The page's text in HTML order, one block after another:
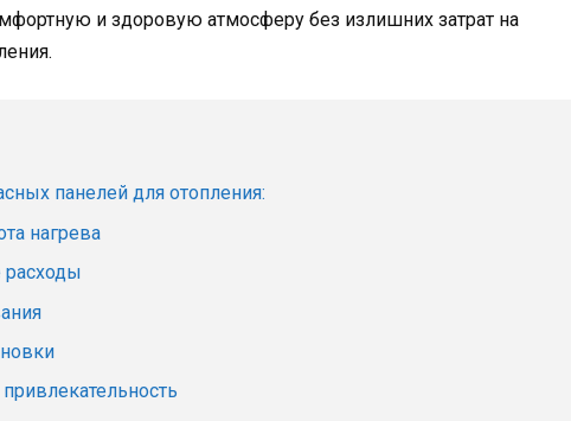
и здоровую атмосферу без излишних затрат на
панелей для отопления:
нагрева
расходы